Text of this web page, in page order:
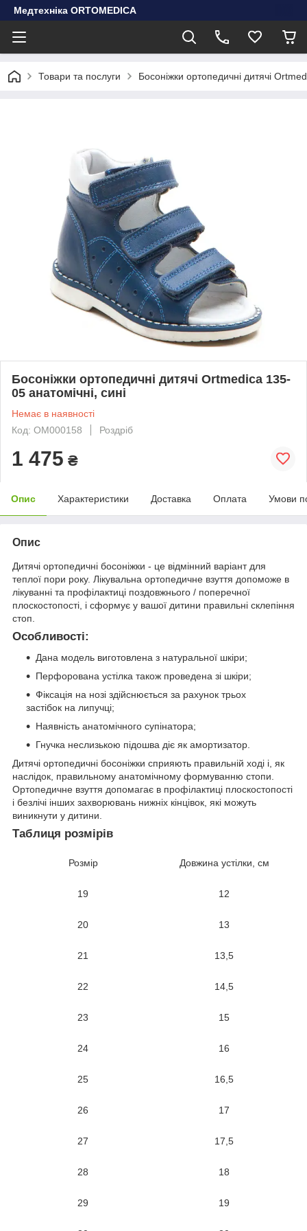
Медтехніка ORTOMEDICA
Товари та послуги Босоніжки ортопедичні дитячі
Босоніжки ортопедичні дитячі Ortmedica 135-
05 анатомічні, сині
Немає в наявності
Код: ОМ000158
Роздріб
1 475 ₴
Опис Характеристики Доставка Оплата Умови
Опис
Дитячі ортопедичні босоніжки - це відмінний варіант для
теплої пори року. Лікувальна ортопедичне взуття допоможе в
лікуванні та профілактиці поздовжнього / поперечної
плоскостопості, і сформує у вашої дитини правильні склепіння
стоп.
Особливості:
Дана модель виготовлена ​​з натуральної шкіри;
Перфорована устілка також проведена зі шкіри;
Фіксація на нозі здійснюється за рахунок трьох
застібок на липучці;
Наявність анатомічного супінатора;
Гнучка неслизькою підошва діє як амортизатор.
Дитячі ортопедичні босоніжки сприяють правильній ході і, як
наслідок, правильному анатомічному формуванню стопи.
Ортопедичне взуття допомагає в профілактиці плоскостопості
і безлічі інших захворювань нижніх кінцівок, які можуть
виникнути у дитини.
Таблиця розмірів
Розмір Довжина устілки, см
19 12
20 13
21 13,5
22 14,5
23 15
24 16
25 16,5
26 17
27 17,5
28 18
29 19